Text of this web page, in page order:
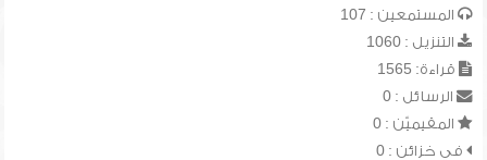
المستمعين : 107
التنزيل : 1060
قراءة: 1565
الرسائل : 0
المقيميّن : 0
في خزائن : 0